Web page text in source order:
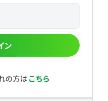
ン
の方は こちら